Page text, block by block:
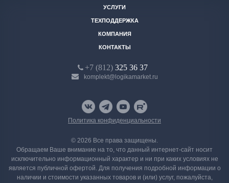
УСЛУГИ
ТЕХПОДДЕРЖКА
КОМПАНИЯ
КОНТАКТЫ
+7 (812) 325 36 37
komplekt@logikamarket.ru
Политика конфиденциальности
© 2026 Все права защищены.
Обращаем Ваше внимание на то, что данный интернет-сайт носит
исключительно информационный характер и ни при каких условиях не
является публичной офертой. Для получения подробной информации о
наличии и стоимости указанных товаров и (или) услуг, пожалуйста,